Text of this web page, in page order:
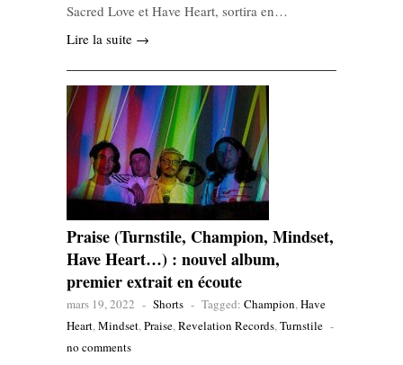
Sacred Love et Have Heart, sortira en…
Lire la suite →
Praise (Turnstile, Champion, Mindset,
Have Heart…) : nouvel album,
premier extrait en écoute
mars 19, 2022 - Shorts - Tagged: Champion,Have
Heart,Mindset,Praise,Revelation Records,Turnstile -
no comments